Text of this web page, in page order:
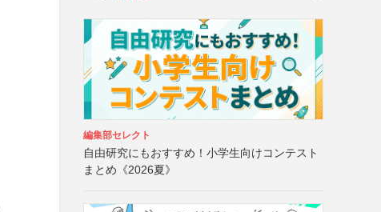
編集部セレクト
自由研究にもおすすめ！小学生向けコンテスト
まとめ《2026夏》